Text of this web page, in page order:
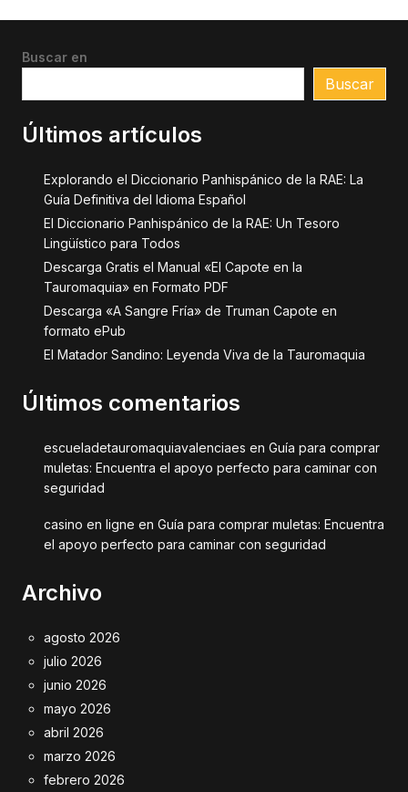
Buscar en
Buscar
Últimos artículos
Explorando el Diccionario Panhispánico de la RAE: La
Guía Definitiva del Idioma Español
El Diccionario Panhispánico de la RAE: Un Tesoro
Lingüístico para Todos
Descarga Gratis el Manual «El Capote en la
Tauromaquia» en Formato PDF
Descarga «A Sangre Fría» de Truman Capote en
formato ePub
El Matador Sandino: Leyenda Viva de la Tauromaquia
Últimos comentarios
escueladetauromaquiavalenciaes en Guía para comprar
muletas: Encuentra el apoyo perfecto para caminar con
seguridad
casino en ligne en Guía para comprar muletas: Encuentra
el apoyo perfecto para caminar con seguridad
Archivo
agosto 2026
julio 2026
junio 2026
mayo 2026
abril 2026
marzo 2026
febrero 2026